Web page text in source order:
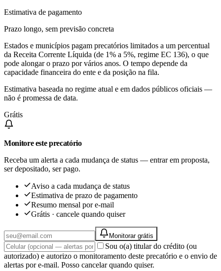
Estimativa de pagamento
Prazo longo, sem previsão concreta
Estados e municípios pagam precatórios limitados a um percentual
da Receita Corrente Líquida (de 1% a 5%, regime EC 136), o que
pode alongar o prazo por vários anos. O tempo depende da
capacidade financeira do ente e da posição na fila.
Estimativa baseada no regime atual e em dados públicos oficiais —
não é promessa de data.
Grátis
Monitore este precatório
Receba um alerta a cada mudança de status — entrar em proposta,
ser depositado, ser pago.
Aviso a cada mudança de status
Estimativa de prazo de pagamento
Resumo mensal por e-mail
Grátis · cancele quando quiser
Monitorar grátis
Sou o(a) titular do crédito (ou
autorizado) e autorizo o monitoramento deste precatório e o envio de
alertas por e-mail. Posso cancelar quando quiser.